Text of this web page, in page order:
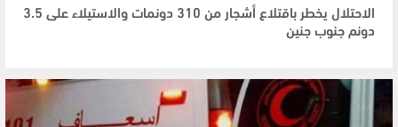
الاحتلال يخطر باقتلاع أشجار من 310 دونمات والاستيلاء على 3.5
دونم جنوب جنين